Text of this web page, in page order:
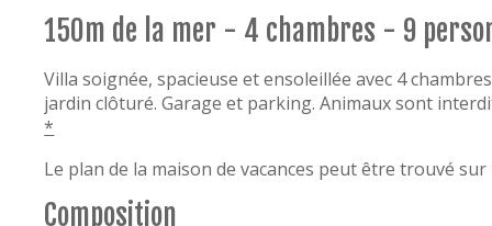
150m de la mer - 4 chambres - 9
Villa soignée, spacieuse et ensoleillée avec 4
jardin clôturé. Garage et parking. Animaux sont
*
Le plan de la maison de vacances peut être trouvé
Composition